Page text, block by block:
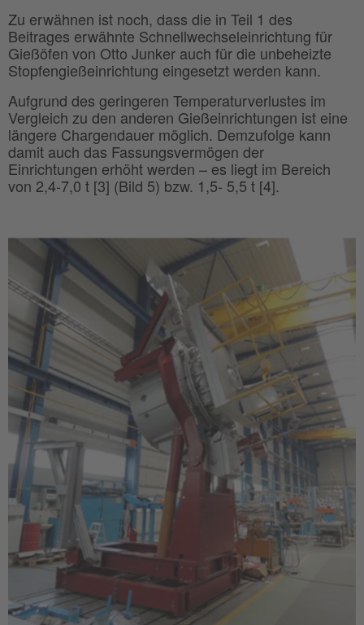
Zu erwähnen ist noch, dass die in Teil 1 des
Beitrages erwähnte Schnellwechseleinrichtung für
Gießöfen von Otto Junker auch für die unbeheizte
Stopfengießeinrichtung eingesetzt werden kann.
Aufgrund des geringeren Temperaturverlustes im
Vergleich zu den anderen Gießeinrichtungen ist eine
längere Chargendauer möglich. Demzufolge kann
damit auch das Fassungsvermögen der
Einrichtungen erhöht werden – es liegt im Bereich
von 2,4-7,0 t [3] (Bild 5) bzw. 1,5- 5,5 t [4].